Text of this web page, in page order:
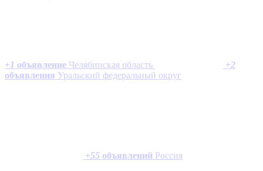
+1 объявление Челябинская область +2
объявления Уральский федеральный округ
+55 объявлений Россия